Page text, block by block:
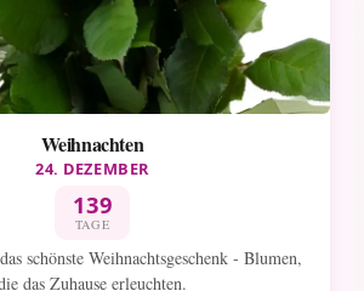
Weihnachten
24. DEZEMBER
139
TAGE
schönste Weihnachtsgeschenk - Blumen,
das Zuhause erleuchten.